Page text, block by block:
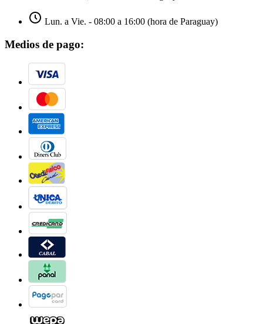
Lun. a Vie. - 08:00 a 16:00 (hora de Paraguay)
Medios de pago: